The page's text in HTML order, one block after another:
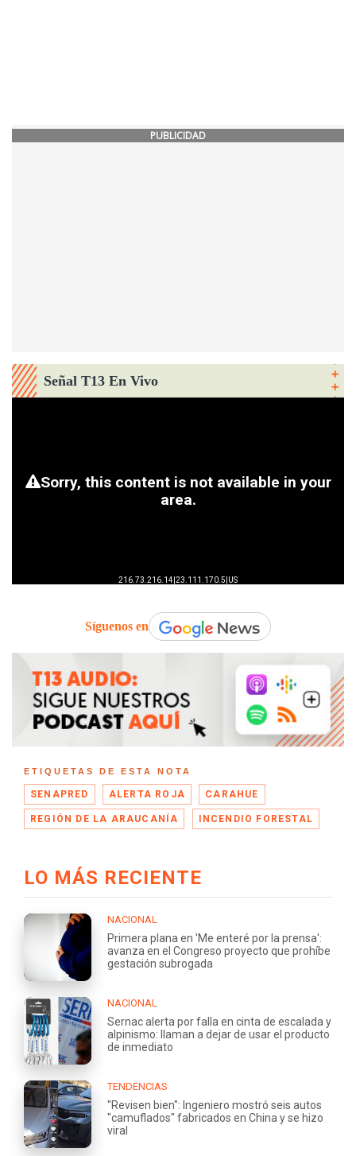
PUBLICIDAD
Señal T13 En Vivo
Síguenos en
ETIQUETAS DE ESTA NOTA
SENAPRED ALERTA ROJA CARAHUE
REGIÓN DE LA ARAUCANÍA INCENDIO FORESTAL
LO MÁS RECIENTE
NACIONAL
Primera plana en 'Me enteré por la prensa':
avanza en el Congreso proyecto que prohíbe
gestación subrogada
NACIONAL
Sernac alerta por falla en cinta de escalada y
alpinismo: llaman a dejar de usar el producto
de inmediato
TENDENCIAS
"Revisen bien": Ingeniero mostró seis autos
"camuflados" fabricados en China y se hizo
viral